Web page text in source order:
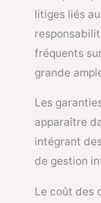
litiges liés
fréquents
grande
Les
apparaître
intégrant
de gestion
Le coût des